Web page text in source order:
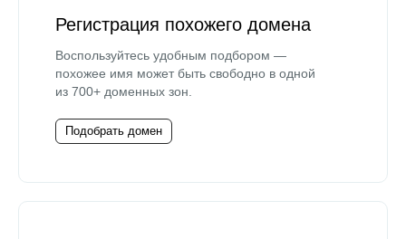
Регистрация похожего домена
Воспользуйтесь удобным подбором —
похожее имя может быть свободно в одной
из 700+ доменных зон.
Подобрать домен